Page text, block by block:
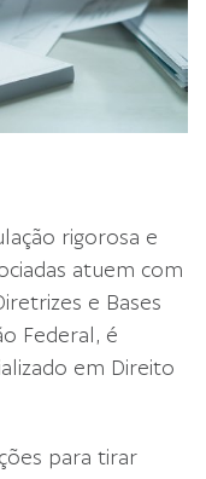
rigorosa e
atuem com
e Bases
Federal, é
em Direito
para tirar